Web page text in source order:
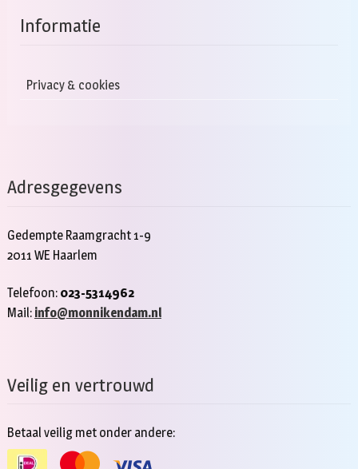
Informatie
Privacy & cookies
Adresgegevens
Gedempte Raamgracht 1-9
2011 WE Haarlem
Telefoon: 023-5314962
Mail: info@monnikendam.nl
Veilig en vertrouwd
Betaal veilig met onder andere: